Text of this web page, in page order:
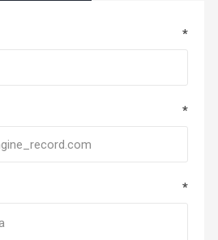
*
*
*